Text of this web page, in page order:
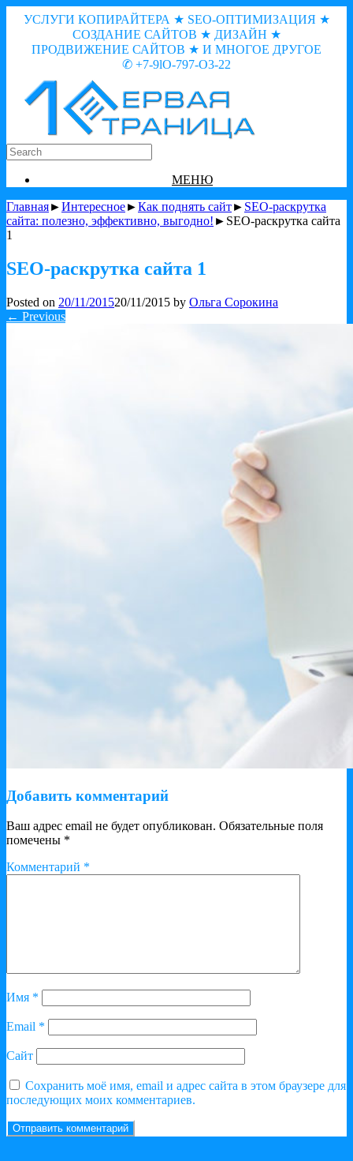
УСЛУГИ КОПИРАЙТЕРА ★ SEO-ОПТИМИЗАЦИЯ ★
СОЗДАНИЕ САЙТОВ ★ ДИЗАЙН ★
ПРОДВИЖЕНИЕ САЙТОВ ★ И МНОГОЕ ДРУГОЕ
✆ +7-9lO-797-O3-22
МЕНЮ
Главная►Интересное►Как поднять сайт► SEO-раскрутка
сайта: полезно, эффективно, выгодно! ►SEO-раскрутка сайта
1
SEO-раскрутка сайта 1
Posted on 20/11/201520/11/2015 by Ольга Сорокина
← Previous
Добавить комментарий
Ваш адрес email не будет опубликован. Обязательные поля
помечены *
Комментарий *
Имя *
Email *
Сайт
Сохранить моё имя, email и адрес сайта в этом браузере для
последующих моих комментариев.